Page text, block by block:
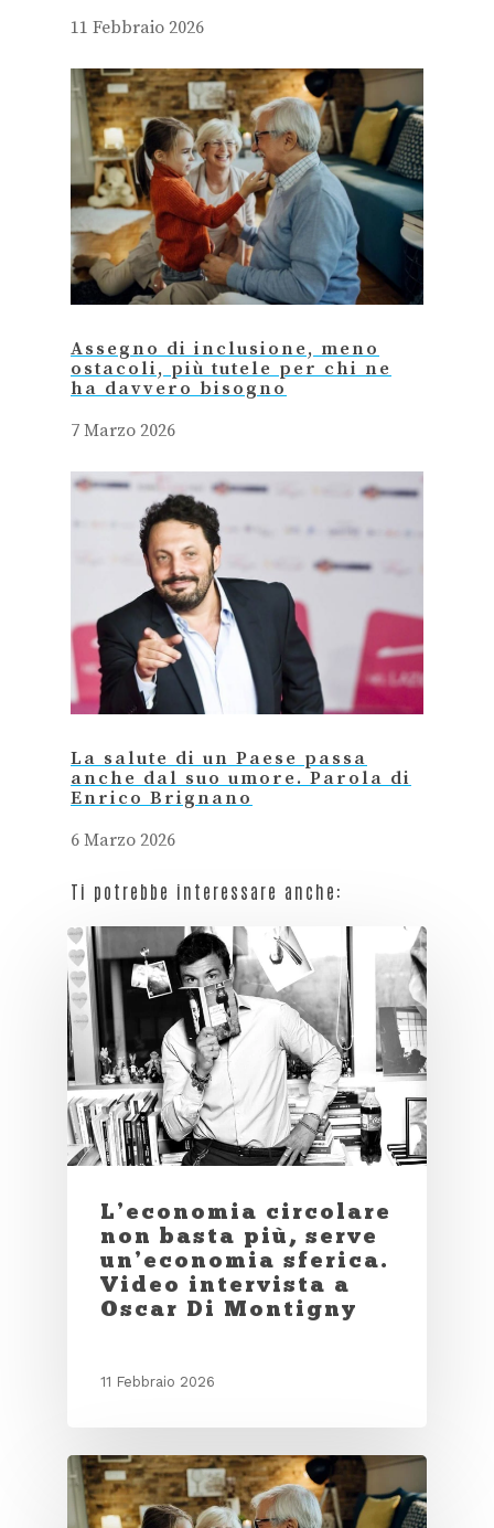
11 Febbraio 2026
Assegno di inclusione, meno
ostacoli, più tutele per chi ne
ha davvero bisogno
7 Marzo 2026
La salute di un Paese passa
anche dal suo umore. Parola di
Enrico Brignano
6 Marzo 2026
Ti potrebbe interessare anche:
L’economia circolare
non basta più, serve
un’economia sferica.
Video intervista a
Oscar Di Montigny
11 Febbraio 2026